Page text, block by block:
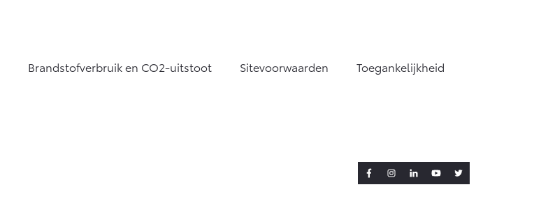
Brandstofverbruik en CO2-uitstoot Sitevoorwaarden Toegankelijkheid